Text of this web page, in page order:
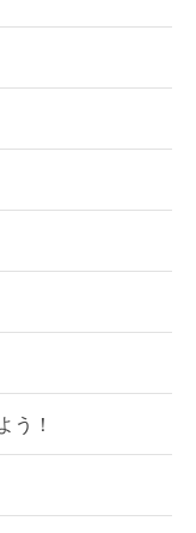
う！